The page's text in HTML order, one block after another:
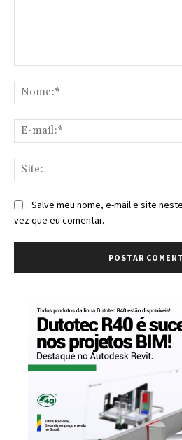
Salve meu nome, e-mail e site
vez que eu comentar.